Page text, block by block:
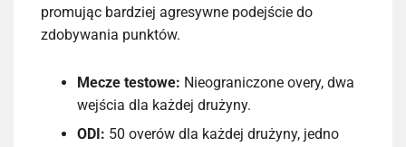
promując bardziej agresywne podejście do
zdobywania punktów.
Mecze testowe: Nieograniczone overy, dwa
wejścia dla każdej drużyny.
ODI: 50 overów dla każdej drużyny, jedno